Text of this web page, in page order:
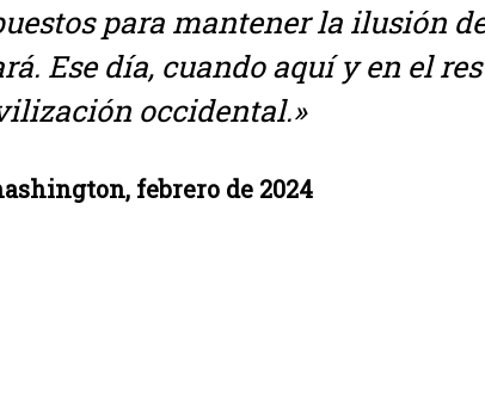
para mantener la ilusión
Ese día, cuando aquí y en el
occidental.»
febrero de 2024